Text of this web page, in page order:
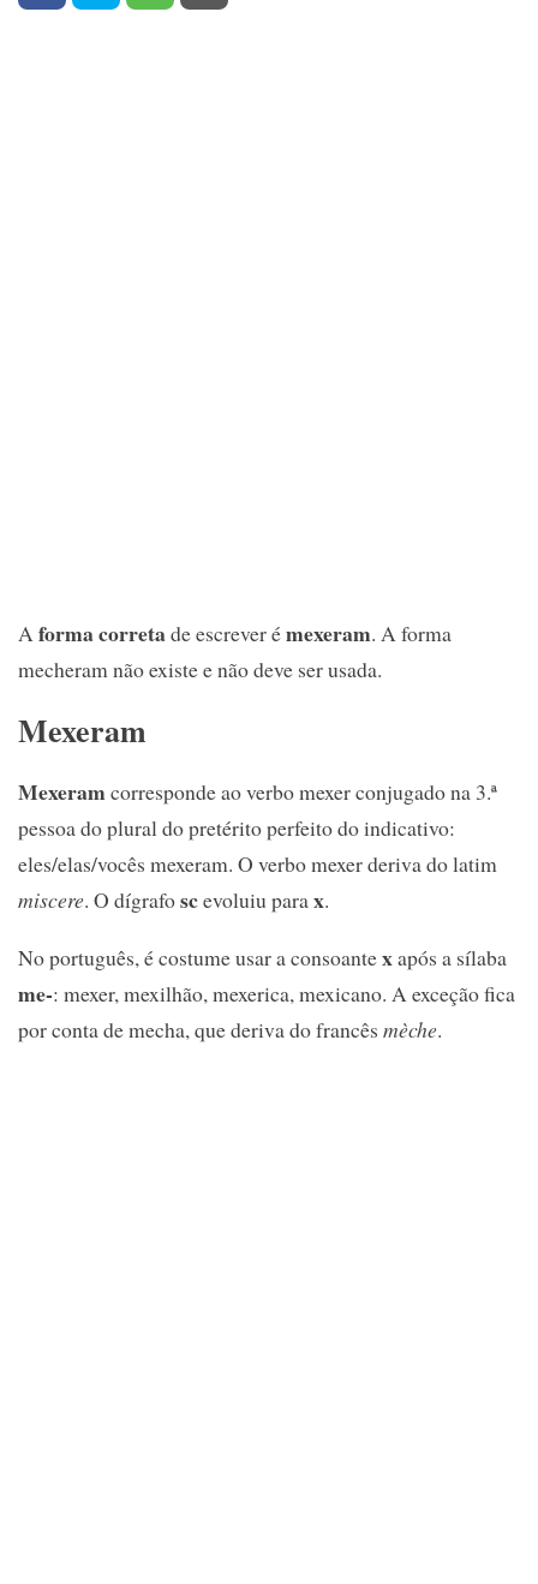
Aforma corretade escrever émexeram. A forma
mecheram não existe e não deve ser usada.
Mexeram
Mexeramcorresponde ao verbo mexer conjugado na 3.ª
pessoa do plural do pretérito perfeito do indicativo:
eles/elas/vocês mexeram. O verbo mexer deriva do latim
miscere. O dígrafoscevoluiu parax.
No português, é costume usar a consoantexapós a sílaba
me-: mexer, mexilhão, mexerica, mexicano. A exceção fica
por conta de mecha, que deriva do francês mèche.